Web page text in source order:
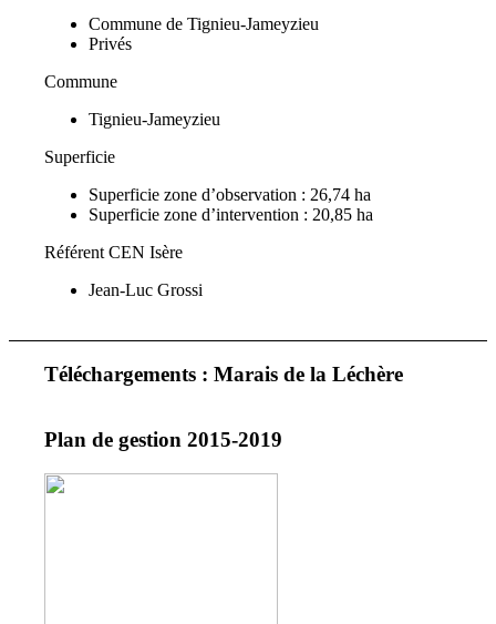
Commune de Tignieu-Jameyzieu
Privés
Commune
Tignieu-Jameyzieu
Superficie
Superficie zone d’observation : 26,74 ha
Superficie zone d’intervention : 20,85 ha
Référent CEN Isère
Jean-Luc Grossi
Téléchargements : Marais de la Léchère
Plan de gestion 2015-2019